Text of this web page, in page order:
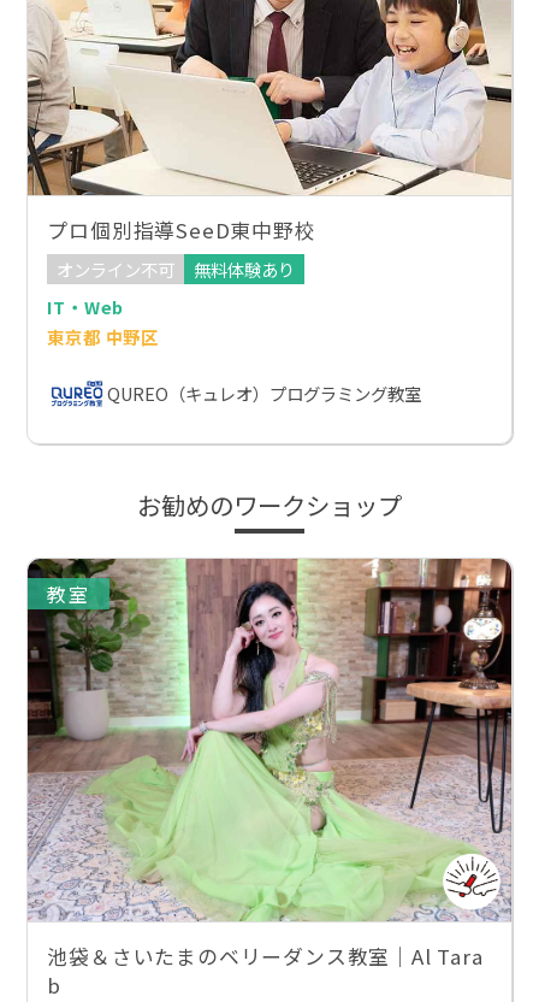
プロ個別指導SeeD東中野校
オンライン不可
無料体験あり
IT・Web
東京都 中野区
QUREO（キュレオ）プログラミング教室
お勧めのワークショップ
教室
池袋＆さいたまのベリーダンス教室｜Al Tara
b